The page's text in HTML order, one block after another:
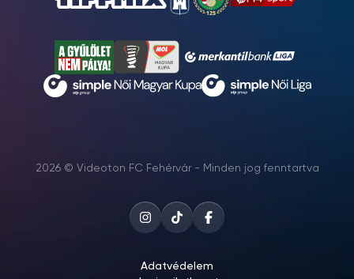
2026 © Videoton FC Fehérvár - Minden jog fenntartva
Adatvédelem